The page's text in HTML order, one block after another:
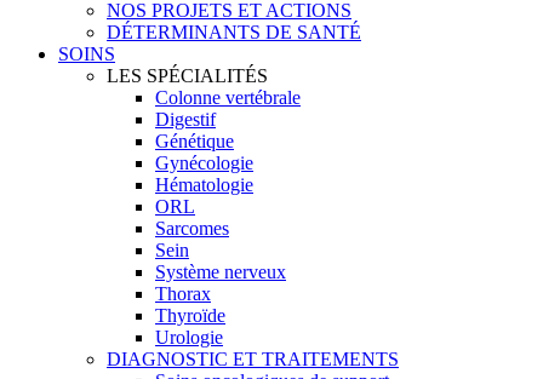
NOS PROJETS ET ACTIONS
DÉTERMINANTS DE SANTÉ
SOINS
LES SPÉCIALITÉS
Colonne vertébrale
Digestif
Génétique
Gynécologie
Hématologie
ORL
Sarcomes
Sein
Système nerveux
Thorax
Thyroïde
Urologie
DIAGNOSTIC ET TRAITEMENTS